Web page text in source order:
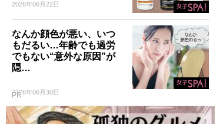
2026年06月22日
なんか顔色が悪い、いつ
もだるい…年齢でも過労
でもない“意外な原因”が
隠…
2026年06月30日
PR